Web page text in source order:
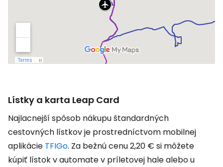
Lístky a karta Leap Card
Najlacnejší spôsob nákupu štandardných
cestovných lístkov je prostredníctvom mobilnej
aplikácie TFIGo. Za bežnú cenu 2,20 € si môžete
kúpiť lístok v automate v príletovej hale alebo u